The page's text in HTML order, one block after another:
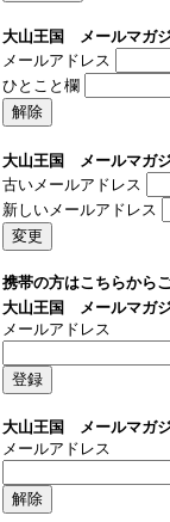
大山王国 メールマガ
メールアドレス
ひとこと欄
大山王国 メールマガ
古いメールアドレス
新しいメールアドレス
携帯の方はこちらから
大山王国 メールマガ
メールアドレス
大山王国 メールマガ
メールアドレス